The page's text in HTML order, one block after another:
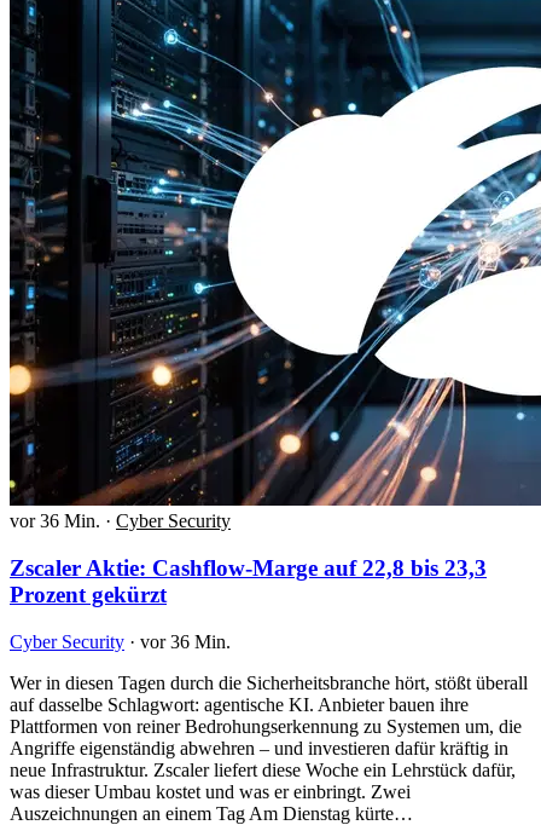
vor 36 Min. · Cyber Security
Zscaler Aktie: Cashflow-Marge auf 22,8 bis 23,3
Prozent gekürzt
Cyber Security · vor 36 Min.
Wer in diesen Tagen durch die Sicherheitsbranche hört, stößt überall
auf dasselbe Schlagwort: agentische KI. Anbieter bauen ihre
Plattformen von reiner Bedrohungserkennung zu Systemen um, die
Angriffe eigenständig abwehren – und investieren dafür kräftig in
neue Infrastruktur. Zscaler liefert diese Woche ein Lehrstück dafür,
was dieser Umbau kostet und was er einbringt. Zwei
Auszeichnungen an einem Tag Am Dienstag kürte…